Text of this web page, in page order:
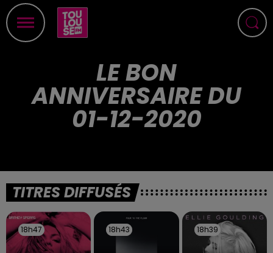
LE BON
ANNIVERSAIRE DU
01-12-2020
TITRES DIFFUSÉS
18h47
18h47 18h43
18h43 18h39
18h39